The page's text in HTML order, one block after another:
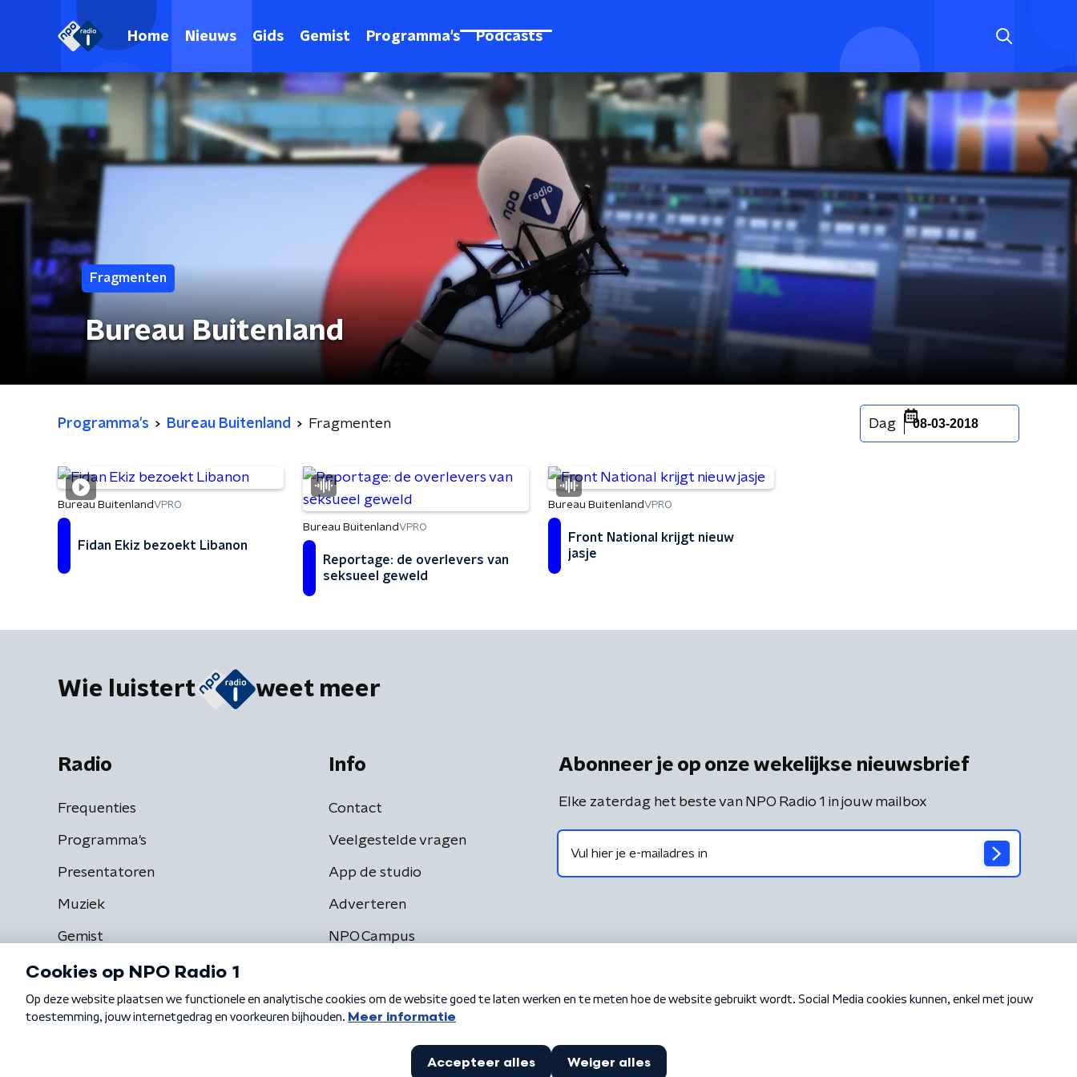
Home Nieuws Gids Gemist Programma's Podcasts
Fragmenten
Bureau Buitenland
Programma's Bureau Buitenland Fragmenten Dag 08-03-2018
Bureau BuitenlandVPRO
Fidan Ekiz bezoekt Libanon
Bureau BuitenlandVPRO
Reportage: de overlevers van
seksueel geweld
Bureau BuitenlandVPRO
Front National krijgt nieuw
jasje
Wie luistert weet meer
Radio
Frequenties
Programma's
Presentatoren
Muziek
Gemist
Info
Contact
Veelgestelde vragen
App de studio
Adverteren
NPO Campus
Abonneer je op onze wekelijkse nieuwsbrief
Elke zaterdag het beste van NPO Radio 1 in jouw mailbox
Algemene voorwaarden Privacybeleid